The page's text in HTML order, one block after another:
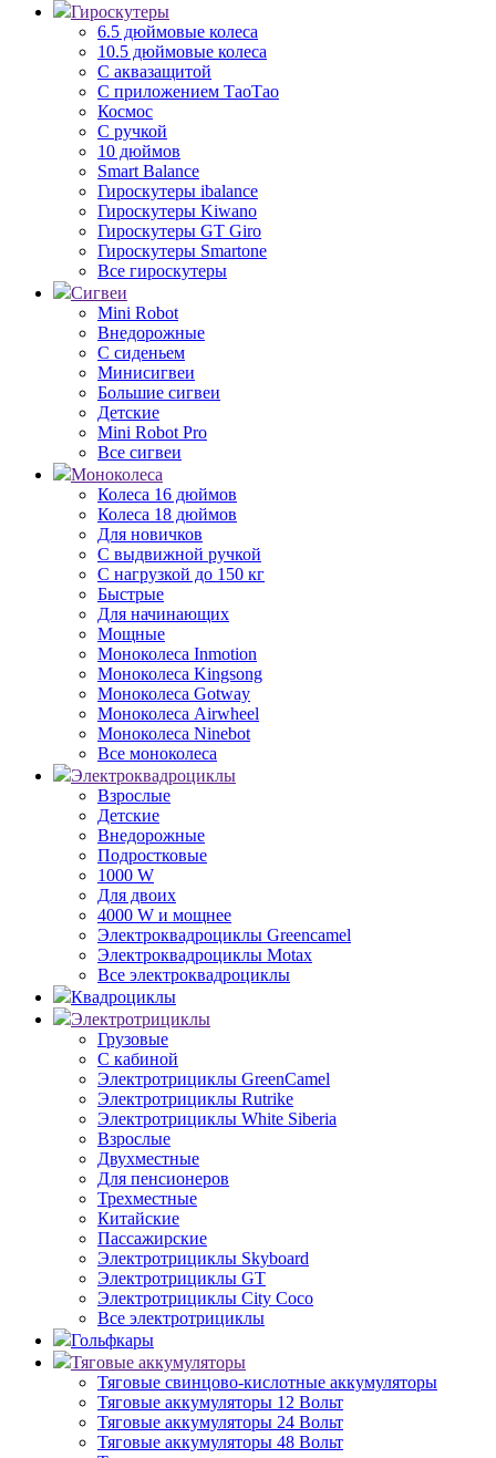
Гироскутеры
6.5 дюймовые колеса
10.5 дюймовые колеса
С аквазащитой
С приложением ТаоТао
Космос
С ручкой
10 дюймов
Smart Balance
Гироскутеры ibalance
Гироскутеры Kiwano
Гироскутеры GT Giro
Гироскутеры Smartone
Все гироскутеры
Сигвеи
Mini Robot
Внедорожные
С сиденьем
Минисигвеи
Большие сигвеи
Детские
Mini Robot Pro
Все сигвеи
Моноколеса
Колеса 16 дюймов
Колеса 18 дюймов
Для новичков
С выдвижной ручкой
С нагрузкой до 150 кг
Быстрые
Для начинающих
Мощные
Моноколеса Inmotion
Моноколеса Kingsong
Моноколеса Gotway
Моноколеса Airwheel
Моноколеса Ninebot
Все моноколеса
Электроквадроциклы
Взрослые
Детские
Внедорожные
Подростковые
1000 W
Для двоих
4000 W и мощнее
Электроквадроциклы Greencamel
Электроквадроциклы Motax
Все электроквадроциклы
Квадроциклы
Электротрициклы
Грузовые
С кабиной
Электротрициклы GreenCamel
Электротрициклы Rutrike
Электротрициклы White Siberia
Взрослые
Двухместные
Для пенсионеров
Трехместные
Китайские
Пассажирские
Электротрициклы Skyboard
Электротрициклы GT
Электротрициклы City Coco
Все электротрициклы
Гольфкары
Тяговые аккумуляторы
Тяговые свинцово-кислотные аккумуляторы
Тяговые аккумуляторы 12 Вольт
Тяговые аккумуляторы 24 Вольт
Тяговые аккумуляторы 48 Вольт